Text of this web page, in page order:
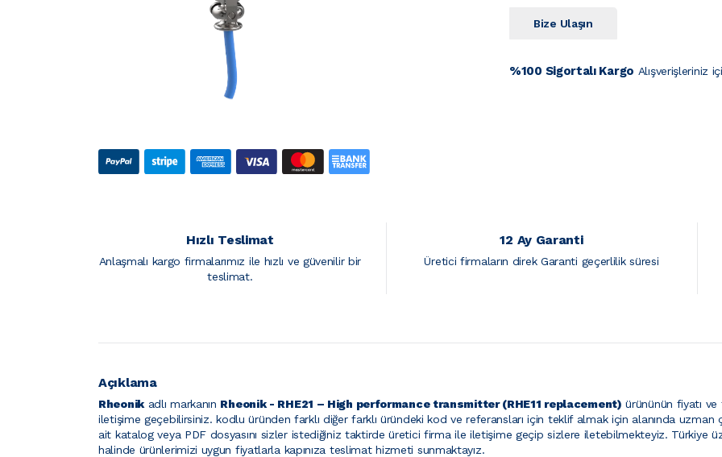
Bize Ulaşın
%100 Sigortalı Kargo Alışverişleriniz
Hızlı Teslimat
Anlaşmalı kargo firmalarımız ile hızlı ve güvenilir bir
teslimat.
12 Ay Garanti
Üretici firmaların direk Garanti geçerlilik süresi
Açıklama
Rheonikadlı markanın Rheonik - RHE21 – High performance transmitter (RHE11 replacement) ürününün fiyatı
iletişime geçebilirsiniz.kodlu üründen farklı diğer farklı üründeki kod ve referansları için teklif almak için alanında uzman
ait katalog veya PDF dosyasını sizler istediğiniz taktirde üretici firma ile iletişime geçip sizlere iletebilmekteyiz. Türkiye
halinde ürünlerimizi uygun fiyatlarla kapınıza teslimat hizmeti sunmaktayız.